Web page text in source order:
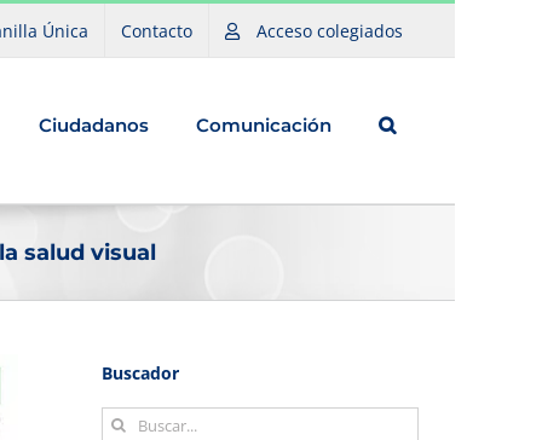
Única Contacto Acceso colegiados
Ciudadanos Comunicación
salud visual
Buscador
Buscar: